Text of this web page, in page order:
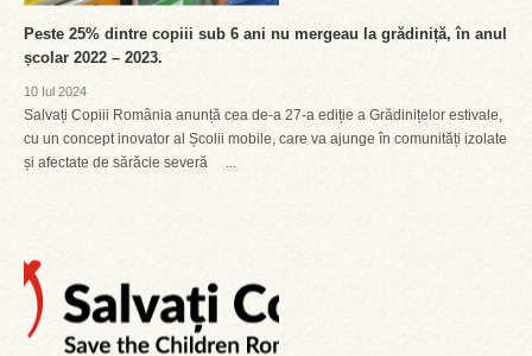
Peste 25% dintre copiii sub 6 ani nu mergeau la grădiniță, în anul
școlar 2022 – 2023.
10 Iul 2024
Salvați Copiii România anunță cea de-a 27-a ediție a Grădinițelor estivale,
cu un concept inovator al Școlii mobile, care va ajunge în comunități izolate
și afectate de sărăcie severă ...